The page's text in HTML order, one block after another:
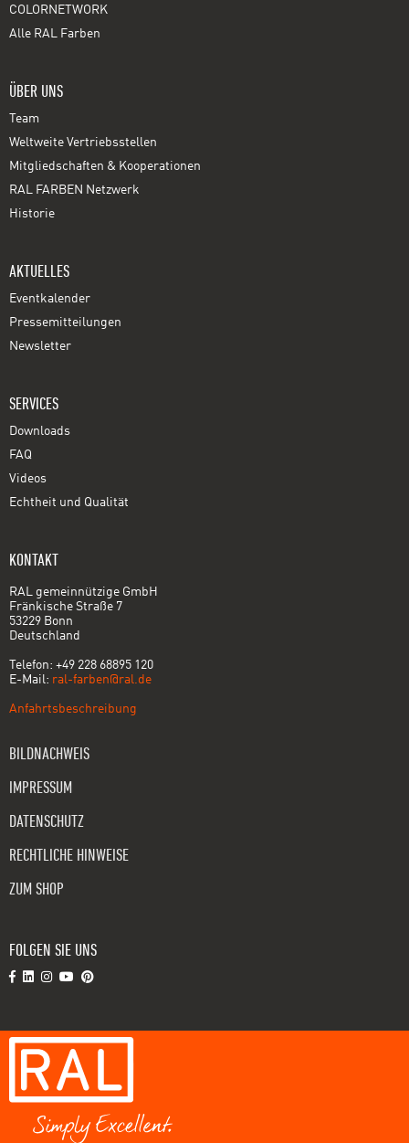
COLORNETWORK
Alle RAL Farben
ÜBER UNS
Team
Weltweite Vertriebsstellen
Mitgliedschaften & Kooperationen
RAL FARBEN Netzwerk
Historie
AKTUELLES
Eventkalender
Pressemitteilungen
Newsletter
SERVICES
Downloads
FAQ
Videos
Echtheit und Qualität
KONTAKT
RAL gemeinnützige GmbH
Fränkische Straße 7
53229 Bonn
Deutschland
Telefon: +49 228 68895 120
E-Mail: ral-farben@ral.de
Anfahrtsbeschreibung
BILDNACHWEIS
IMPRESSUM
DATENSCHUTZ
RECHTLICHE HINWEISE
ZUM SHOP
FOLGEN SIE UNS